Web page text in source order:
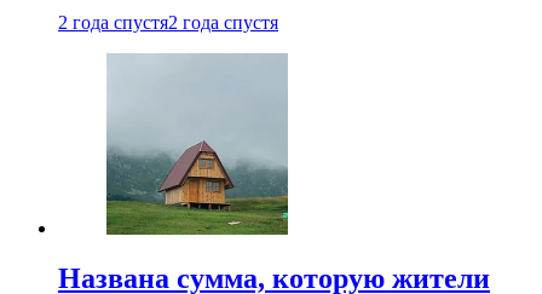
2 года спустя2 года спустя
Названа сумма, которую жители